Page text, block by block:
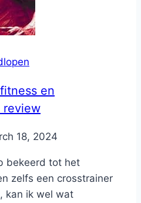
en
review
18, 2024
bekeerd tot het
zelfs een crosstrainer
kan ik wel wat